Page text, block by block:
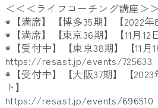
＜＜＜ライフコーチング講座＞
◉【満席】【博多35期】【2022
◉【満席】【東京36期】【11月12
◉【受付中】【東京38期】【11月
https://resast.jp/events/725633
◉【受付中】【大阪37期】【2023
ト】
https://resast.jp/events/696510